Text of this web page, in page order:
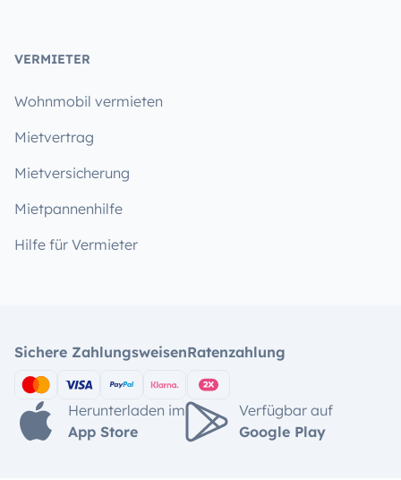
VERMIETER
Wohnmobil vermieten
Mietvertrag
Mietversicherung
Mietpannenhilfe
Hilfe für Vermieter
Sichere ZahlungsweisenRatenzahlung
Herunterladen im
App Store
Verfügbar auf
Google Play